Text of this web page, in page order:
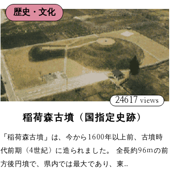
歴史・文化
24617 views
稲荷森古墳（国指定史跡）
「稲荷森古墳」は、今から1600年以上前、古墳時
代前期（4世紀）に造られました。 全長約96ｍの前
方後円墳で、県内では最大であり、東..